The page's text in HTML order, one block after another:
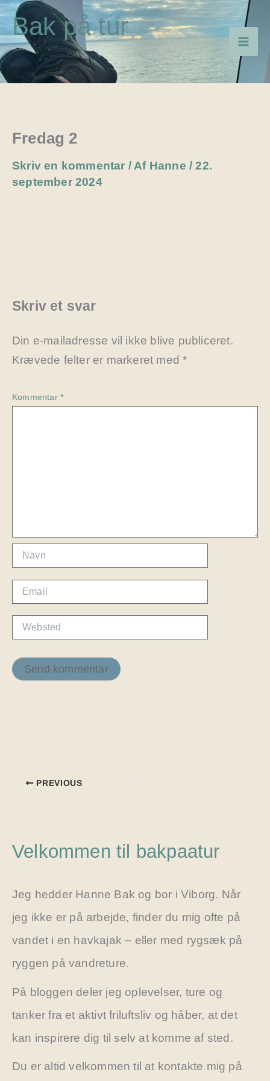
Gå
til
indholdet
Bak på tur
Fredag 2
Skriv en kommentar / Af Hanne/22.
september 2024
Skriv et svar
Din e-mailadresse vil ikke blive publiceret.
Krævede felter er markeret med*
Kommentar *
Navn
Websted
PREVIOUS
Velkommen til bakpaatur
Jeg hedder Hanne Bak og bor i Viborg. Når
jeg ikke er på arbejde, finder du mig ofte på
vandet i en havkajak – eller med rygsæk på
ryggen på vandreture.
På bloggen deler jeg oplevelser, ture og
tanker fra et aktivt friluftsliv og håber, at det
kan inspirere dig til selv at komme af sted.
Du er altid velkommen til at kontakte mig på